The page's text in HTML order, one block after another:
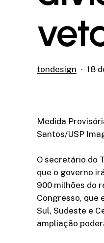
tondesign 18
Medida
Santos/USP
O secretário do
que o governo
900 milhões do
Congresso, que
Sul, Sudeste e
ampliação